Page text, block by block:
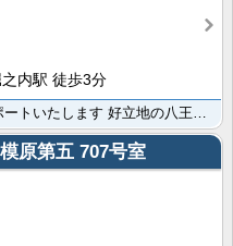
内駅 徒歩3分
株式会社賃貸山信がお部屋探しをサポートいたします 好立地の八王子市です 京王相模原線 京王堀之内駅ま･･･
原第五 707号室